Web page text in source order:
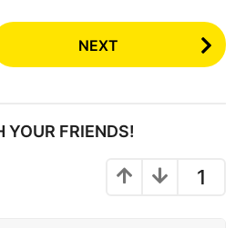
NEXT
YOUR FRIENDS!
1